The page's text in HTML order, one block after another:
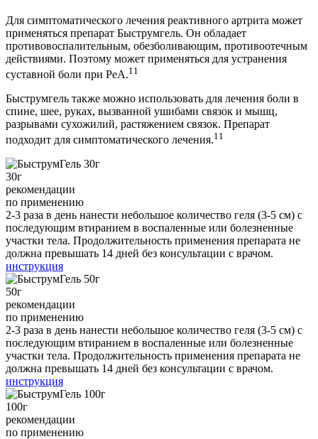
Для симптоматического лечения реактивного артрита может
применяться препарат Быструмгель. Он обладает
противовоспалительным, обезболивающим, противоотечным
действиями. Поэтому может применяться для устранения
суставной боли при РеА.11
Быструмгель также можно использовать для лечения боли в
спине, шее, руках, вызванной ушибами связок и мышц,
разрывами сухожилий, растяжением связок. Препарат
подходит для симптоматического лечения.11
30г
рекомендации
по применению
2-3 раза в день нанести небольшое количество геля (3-5 см) c
последующим втиранием в воспаленные или болезненные
участки тела. Продолжительность применения препарата не
должна превышать 14 дней без консультации с врачом.
инструкция
50г
рекомендации
по применению
2-3 раза в день нанести небольшое количество геля (3-5 см) c
последующим втиранием в воспаленные или болезненные
участки тела. Продолжительность применения препарата не
должна превышать 14 дней без консультации с врачом.
инструкция
100г
рекомендации
по применению